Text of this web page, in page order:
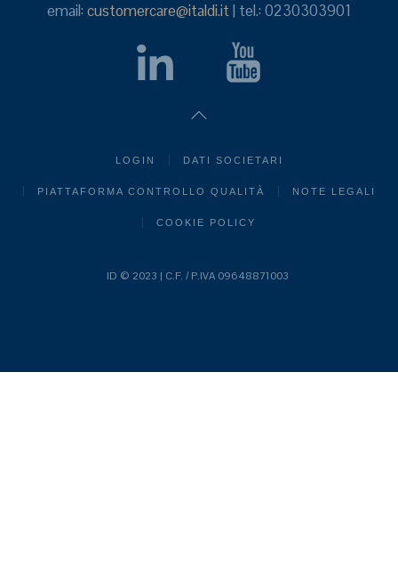
email: customercare@italdi.it| tel.: 0230303901
LOGIN DATI SOCIETARI
PIATTAFORMA CONTROLLO QUALITÀ NOTE LEGALI
COOKIE POLICY
ID © 2023 | C.F. / P.IVA 09648871003